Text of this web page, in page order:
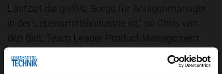
Laufzeit die größte Sorge für Anlagenmanager
in der Lebensmittelindustrie ist,“ so Chris van
den Belt, Team Leader Product Management,
Ultimo. „Das Management komplexer
Herstellungsökosysteme unter Beachtung der